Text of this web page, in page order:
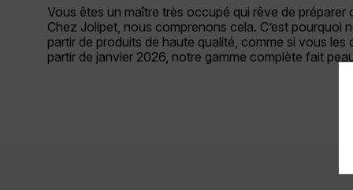
Vous êtes un maître très occupé qui rêve de
Chez Jolipet, nous comprenons cela. C’est
partir de produits de haute qualité, comme si vous
partir de janvier 2026, notre gamme complète fait